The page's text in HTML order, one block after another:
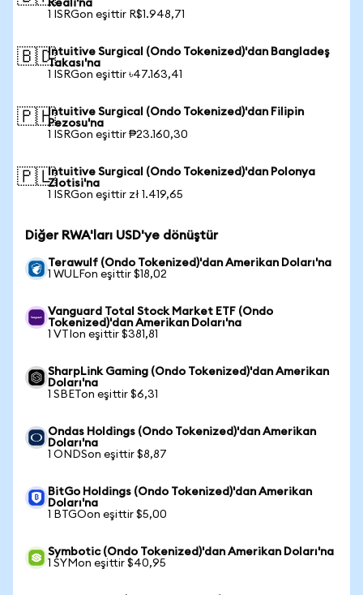
Reali'na
1 ISRGon eşittir R$1.948,71
🇧🇩Intuitive Surgical (Ondo Tokenized)'dan Bangladeş
Takası'na
1 ISRGon eşittir ৳47.163,41
🇵🇭Intuitive Surgical (Ondo Tokenized)'dan Filipin
Pezosu'na
1 ISRGon eşittir ₱23.160,30
🇵🇱Intuitive Surgical (Ondo Tokenized)'dan Polonya
Zlotisi'na
1 ISRGon eşittir zł 1.419,65
Diğer RWA'ları USD'ye dönüştür
Terawulf (Ondo Tokenized)'dan Amerikan Doları'na
1 WULFon eşittir $18,02
Vanguard Total Stock Market ETF (Ondo
Tokenized)'dan Amerikan Doları'na
1 VTIon eşittir $381,81
SharpLink Gaming (Ondo Tokenized)'dan Amerikan
Doları'na
1 SBETon eşittir $6,31
Ondas Holdings (Ondo Tokenized)'dan Amerikan
Doları'na
1 ONDSon eşittir $8,87
BitGo Holdings (Ondo Tokenized)'dan Amerikan
Doları'na
1 BTGOon eşittir $5,00
Symbotic (Ondo Tokenized)'dan Amerikan Doları'na
1 SYMon eşittir $40,95